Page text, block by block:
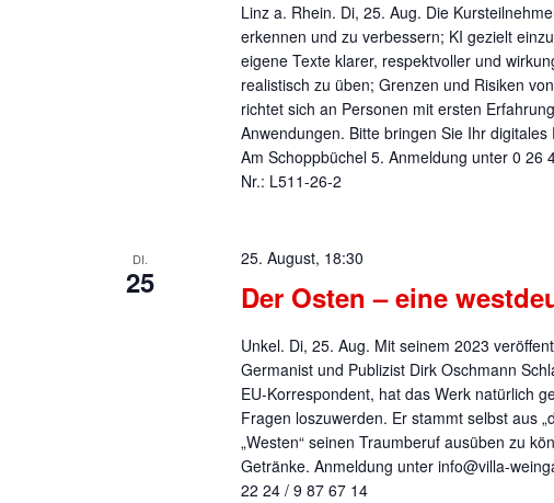
Linz a. Rhein. Di, 25. Aug. Die
erkennen und zu verbessern; KI gezielt
eigene Texte klarer, respektvoller und
realistisch zu üben; Grenzen und Risiken
richtet sich an Personen mit ersten
Anwendungen. Bitte bringen Sie Ihr
Am Schoppbüchel 5. Anmeldung unter 0 26
Nr.: L511-26-2
DI.
25 Der Osten – eine
25. August, 18:30
Unkel. Di, 25. Aug. Mit seinem 2023
Germanist und Publizist Dirk Oschmann
EU-Korrespondent, hat das Werk natürlich
Fragen loszuwerden. Er stammt selbst aus
„Westen“ seinen Traumberuf ausüben zu
Getränke. Anmeldung unter info@villa-
22 24 / 9 87 67 14